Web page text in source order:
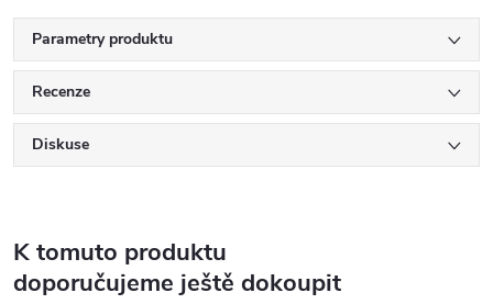
Parametry produktu
Recenze
Diskuse
K tomuto produktu
doporučujeme ještě dokoupit